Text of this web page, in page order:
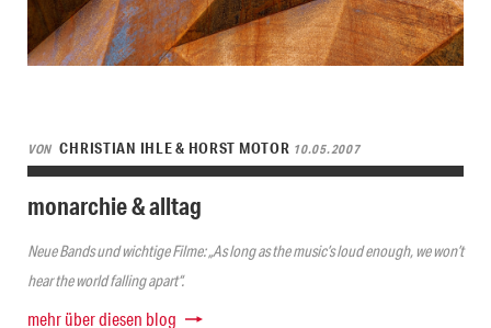
VON CHRISTIAN IHLE & HORST MOTOR 10.05.2007
monarchie & alltag
Neue Bands und wichtige Filme: „As long as the music’s loud enough, we won’t
hear the world falling apart“.
mehr über diesen blog